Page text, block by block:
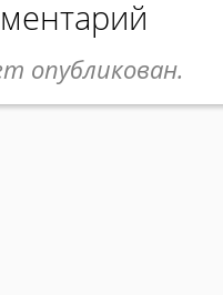
опубликован.